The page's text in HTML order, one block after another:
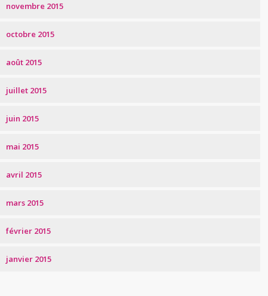
novembre 2015
octobre 2015
août 2015
juillet 2015
juin 2015
mai 2015
avril 2015
mars 2015
février 2015
janvier 2015